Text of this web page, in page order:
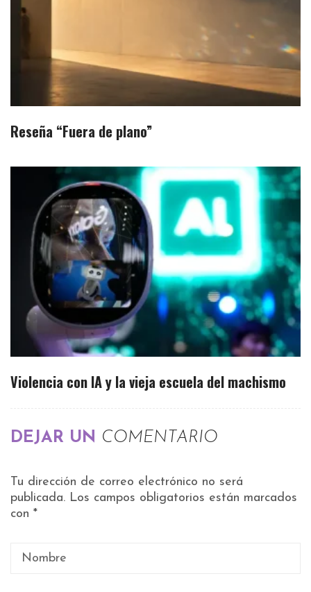
Reseña “Fuera de plano”
Violencia con IA y la vieja escuela del machismo
DEJAR UN COMENTARIO
Tu dirección de correo electrónico no será
publicada. Los campos obligatorios están marcados
con *